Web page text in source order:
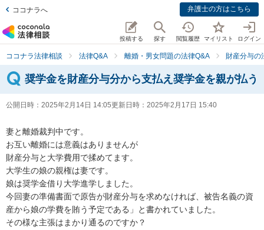
ココナラへ 弁護士の方はこちら
投稿する 探す 閲覧履歴 マイリスト ログイン
ココナラ法律相談 法律Q&A 離婚・男女問題の法律Q&A 財産分与の
奨学金を財産分与分から支払え奨学金を親が払う
公開日時： 2025年2月14日 14:05更新日時： 2025年2月17日 15:40
妻と離婚裁判中です。
お互い離婚には意義はありませんが
財産分与と大学費用で揉めてます。
大学生の娘の親権は妻です。
娘は奨学金借り大学進学しました。
今回妻の準備書面で原告が財産分与を求めなければ、被告名義の資
産から娘の学費を賄う予定である」と書かれていました。
その様な主張はまかり通るのですか？